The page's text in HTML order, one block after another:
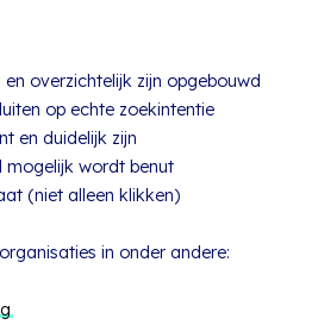
overzichtelijk zijn opgebouwd
op echte zoekintentie
en duidelijk zijn
mogelijk wordt benut
(niet alleen klikken)
in onder andere: